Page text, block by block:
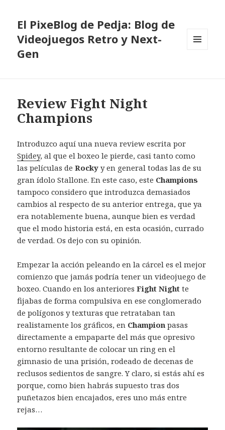
El PixeBlog de Pedja: Blog de
Videojuegos Retro y Next-
Gen
Review Fight Night
Champions
Introduzco aquí una nueva review escrita por
Spidey, al que el boxeo le pierde, casi tanto como
las películas deRocky y en general todas las de su
gran ídolo Stallone. En este caso, este Champions
tampoco considero que introduzca demasiados
cambios al respecto de su anterior entrega, que ya
era notablemente buena, aunque bien es verdad
que el modo historia está, en esta ocasión, currado
de verdad. Os dejo con su opinión.
Empezar la acción peleando en la cárcel es el mejor
comienzo que jamás podría tener un videojuego de
boxeo. Cuando en los anterioresFight Night te
fijabas de forma compulsiva en ese conglomerado
de polígonos y texturas que retrataban tan
realistamente los gráficos, en Championpasas
directamente a empaparte del más que opresivo
entorno resultante de colocar un ring en el
gimnasio de una prisión, rodeado de decenas de
reclusos sedientos de sangre. Y claro, si estás ahí es
porque, como bien habrás supuesto tras dos
puñetazos bien encajados, eres uno más entre
rejas…